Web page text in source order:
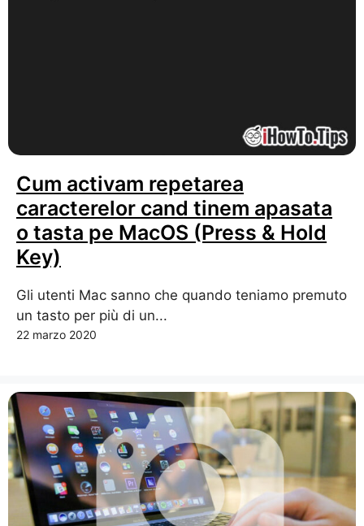
Cum activam repetarea
caracterelor cand tinem apasata
o tasta pe MacOS (Press & Hold
Key)
Gli utenti Mac sanno che quando teniamo premuto
un tasto per più di un...
22 marzo 2020